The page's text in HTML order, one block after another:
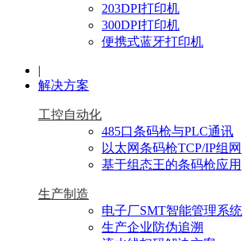
203DPI打印机
300DPI打印机
便携式蓝牙打印机
|
解决方案
工控自动化
485口条码枪与PLC通讯
以太网条码枪TCP/IP组网
基于组态王的条码枪应用
生产制造
电子厂SMT智能管理系统
生产企业防伪追溯